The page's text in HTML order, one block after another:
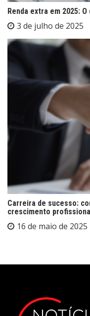
Renda extra em 2025:
3 de julho de 2025
Carreira de sucesso:
crescimento profissional
16 de maio de 2025